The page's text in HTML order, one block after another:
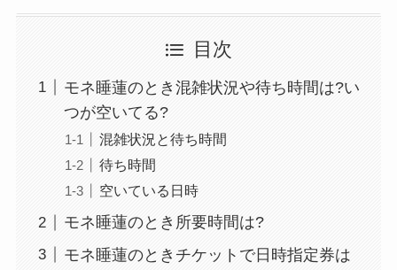
目次
モネ睡蓮のとき混雑状況や待ち時間は?い
つが空いてる?
混雑状況と待ち時間
待ち時間
空いている日時
モネ睡蓮のとき所要時間は?
モネ睡蓮のときチケットで日時指定券は